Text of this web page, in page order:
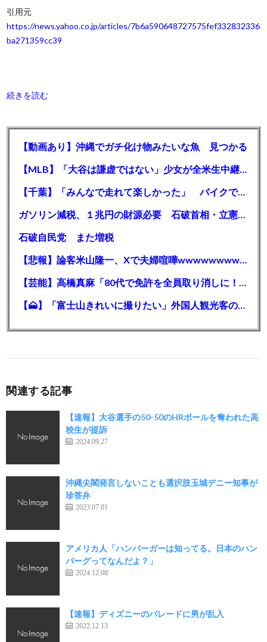
引用元
https://news.yahoo.co.jp/articles/7b6a590648727575fef332832336
ba271359cc39
続きを読む
【動画あり】沖縄でガチ化け物みたいな魚 見つかる
【MLB】「大谷は謙虚ではない」少女が全米生中継で突然の大谷翔平批判 サイン無視された過去明かす
【千葉】「みんなで走れて楽しかった」 バイクでバースデー集団暴走 男女５７人を書類送検 SNSで参加者募る
ガソリン減税、１兆円の財源必要 石破首相・立憲野田氏「財源は死に物狂いで確保しなければならない」「本当に死に物狂いで」
石破自民党 また増税
【悲報】論客米山隆一、Xで夫婦喧嘩wwwwwwwwwwww
【芸能】高橋真麻「80代で免許を全員取り消しに！」 高齢ドライバーの事故問題で、高齢者の運転免許取り消し法を提案
【🗻】「富士山きれいに撮りたい」外国人観光客のレンタカー事故が急増…「ハンドルが逆で慣れず」、道の狭さも
関連する記事
【速報】大谷選手の50-50のHRボールを奪われた高
校生が提訴
2024.09.27
沖縄尖閣発言しないことも選択肢玉城デニー知事が
珍答弁
2023.07.01
アメリカ人「ハンバーガーは知ってる。日本のハン
バーグってなんだよ？」
2024.12.08
【速報】ディズニーのパレードに男が乱入
2022.12.13